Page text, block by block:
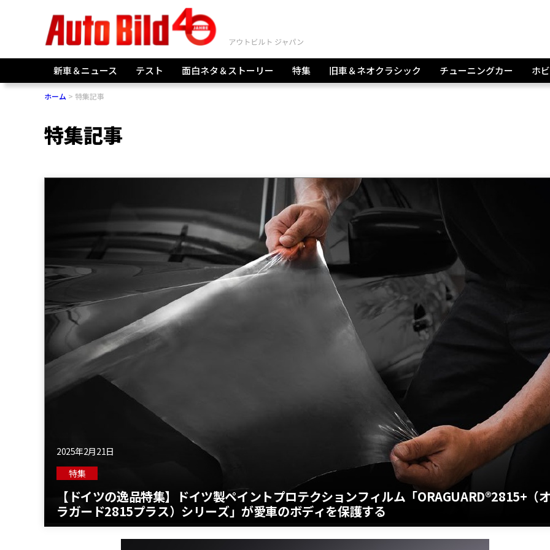
新車＆ニュース テスト 面白ネタ＆ストーリー 特集 旧車＆ネオクラシック チューニングカー ホ
ホーム 特集記事
特集記事
2025年2月21日
特集
【ドイツの逸品特集】ドイツ製ペイントプロテクションフィルム「ORAGUARD®2815+（
ラガード2815プラス）シリーズ」が愛車のボディを保護する